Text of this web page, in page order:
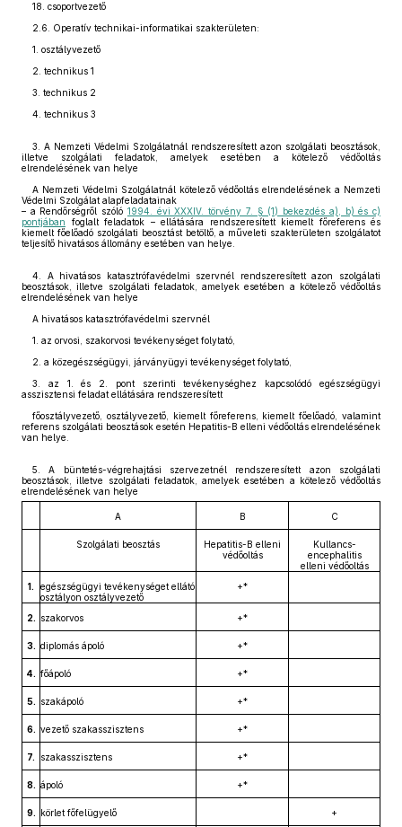
18. csoportvezető
2.6. Operatív technikai-informatikai szakterületen:
1. osztályvezető
2. technikus 1
3. technikus 2
4. technikus 3
3. A Nemzeti Védelmi Szolgálatnál rendszeresített azon szolgálati beosztások,
illetve szolgálati feladatok, amelyek esetében a kötelező védőoltás
elrendelésének van helye
A Nemzeti Védelmi Szolgálatnál kötelező védőoltás elrendelésének a Nemzeti
Védelmi Szolgálat alapfeladatainak
– a Rendőrségről szóló 1994. évi XXXIV. törvény 7. § (1) bekezdés a), b) és c)
pontjában foglalt feladatok – ellátására rendszeresített kiemelt főreferens és
kiemelt főelőadó szolgálati beosztást betöltő, a műveleti szakterületen szolgálatot
teljesítő hivatásos állomány esetében van helye.
4. A hivatásos katasztrófavédelmi szervnél rendszeresített azon szolgálati
beosztások, illetve szolgálati feladatok, amelyek esetében a kötelező védőoltás
elrendelésének van helye
A hivatásos katasztrófavédelmi szervnél
1. az orvosi, szakorvosi tevékenységet folytató,
2. a közegészségügyi, járványügyi tevékenységet folytató,
3. az 1. és 2. pont szerinti tevékenységhez kapcsolódó egészségügyi
asszisztensi feladat ellátására rendszeresített
főosztályvezető, osztályvezető, kiemelt főreferens, kiemelt főelőadó, valamint
referens szolgálati beosztások esetén Hepatitis-B elleni védőoltás elrendelésének
van helye.
5. A büntetés-végrehajtási szervezetnél rendszeresített azon szolgálati
beosztások, illetve szolgálati feladatok, amelyek esetében a kötelező védőoltás
elrendelésének van helye
A B C
Szolgálati beosztás
Hepatitis-B elleni
védőoltás
Kullancs-
encephalitis
elleni védőoltás
1.
egészségügyi tevékenységet ellátó
osztályon osztályvezető
+*
2. szakorvos +*
3. diplomás ápoló +*
4. főápoló +*
5. szakápoló +*
6. vezető szakasszisztens +*
7. szakasszisztens +*
8. ápoló +*
9. körlet főfelügyelő +